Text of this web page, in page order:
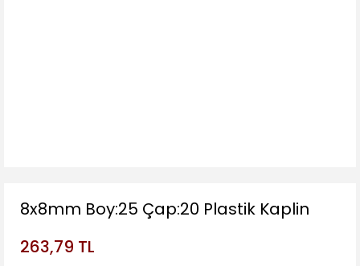
8x8mm Boy:25 Çap:20 Plastik Kaplin
263,79 TL